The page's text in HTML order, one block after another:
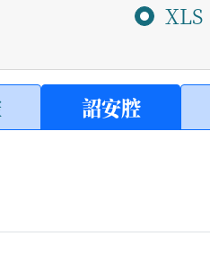
XLS
詔安腔